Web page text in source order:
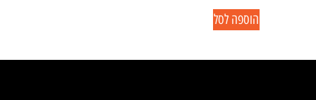
הוספה לסל